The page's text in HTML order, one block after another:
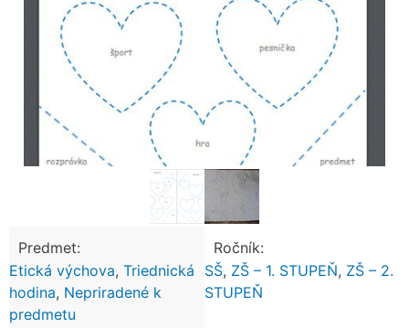
Predmet:
Etická výchova, Triednická
hodina, Nepriradené k
predmetu
Ročník:
SŠ, ZŠ – 1. STUPEŇ, ZŠ – 2.
STUPEŇ